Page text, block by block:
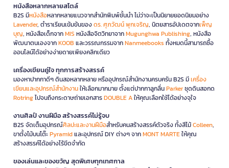
หนังสือหลากหลายสไตล์
B2S มีหนังสือหลากหลายแนวจากสำนักพิมพ์ชั้นนำ ไม่ว่าจะเป็นนิยายยอดนิยมอย่าง
Lavender, ตำราเรียนเข้มข้นของดร. ศุภวัฒน์ พุกเจริญ, นิตยสารอัปเดตจากเพ็ญ
บุญ, หนังสือเด็กจากMIS หนังสือจิตวิทยาจากMugunghwa Publishing, หนังสือ
พัฒนาตนเองจากKOOB และวรรณกรรมจากNanmeebooks ทั้งหมดนี้สามารถซื้อ
ออนไลน์ได้อย่างง่ายดายเพียงคลิกเดียว
เครื่องเขียนคู่ใจ ทุกการสร้างสรรค์
มองหาปากกาดีๆ ดินสอหลากหลาย หรืออุปกรณ์สำนักงานครบครัน B2S มีเครื่อง
เขียนและอุปกรณ์สำนักงานให้เลือกมากมาย ตั้งแต่ปากกาลูกลื่นParkerชุดดินสอกด
Rotringไปจนถึงกระดาษถ่ายเอกสารDOUBLE Aให้คุณเลือกใช้ได้อย่างจุใจ
งานศิลป์ งานฝีมือ สร้างสรรค์ไม่รู้จบ
B2S จัดเต็มอุปกรณ์ศิลปะและงานฝีมือสำหรับคนสร้างสรรค์ตัวจริง ทั้งสีไม้Colleen,
ขาตั้งไม้บนโต๊ะPyramidและอุปกรณ์ DIY ต่างๆ จากMONT MARTEให้คุณ
สร้างสรรค์ได้อย่างไร้ขีดจำกัด
ของเล่นและของขวัญ สุดพิเศษทุกเทศกาล